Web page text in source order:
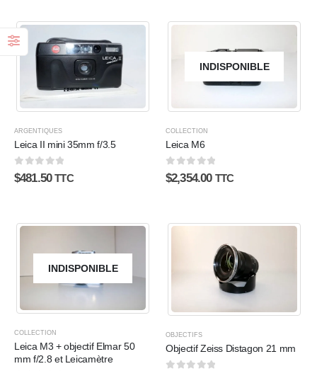
ARGENTIQUES
Leica II mini 35mm f/3.5
0sur 5
$481.50 TTC
INDISPONIBLE
COLLECTION
Leica M6
0sur 5
$2,354.00 TTC
INDISPONIBLE
COLLECTION
Leica M3 + objectif Elmar 50
mm f/2.8 et Leicamètre
OBJECTIFS
Objectif Zeiss Distagon 21 mm